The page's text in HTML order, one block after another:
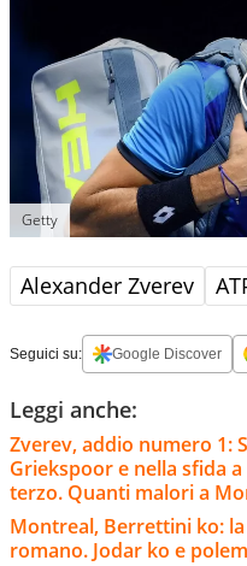
Getty
Alexander Zverev
Seguici su: Google Discover
Leggi anche:
Zverev, addio numero 1:
Griekspoor e nella sfida
terzo. Quanti malori a
Montreal, Berrettini ko:
romano. Jodar ko e